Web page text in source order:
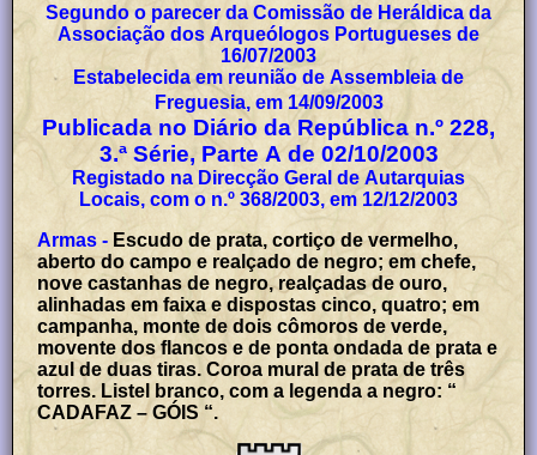
Segundo o parecer da Comissão de Heráldica da
Associação dos Arqueólogos Portugueses de
16/07/2003
Estabelecida em reunião de Assembleia de
Freguesia, em 14/09/2003
Publicada no Diário da República n.º 228,
3.ª Série, Parte A de 02/10/2003
Registado na Direcção Geral de Autarquias
Locais, com o n.º 368/2003, em 12/12/2003
Armas - Escudo de prata, cortiço de vermelho,
aberto do campo e realçado de negro; em chefe,
nove castanhas de negro, realçadas de ouro,
alinhadas em faixa e dispostas cinco, quatro; em
campanha, monte de dois cômoros de verde,
movente dos flancos e de ponta ondada de prata e
azul de duas tiras. Coroa mural de prata de três
torres. Listel branco, com a legenda a negro: “
CADAFAZ – GÓIS “.